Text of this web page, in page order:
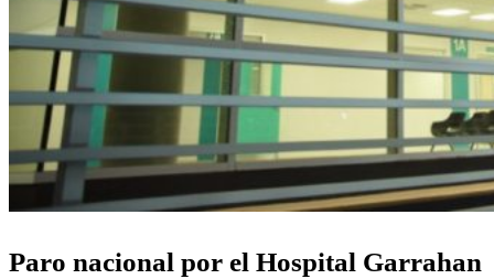
Paro nacional por el Hospital Garrahan